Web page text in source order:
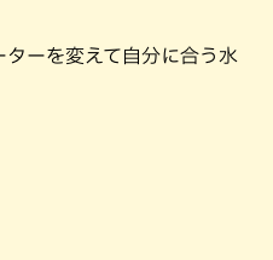
ーを変えて自分に合う水